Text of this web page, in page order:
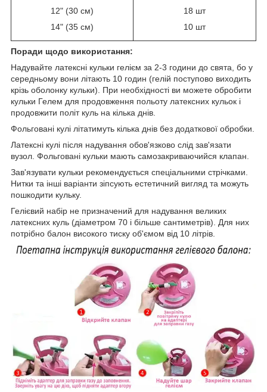
12" (30 см)
14" (35 см)
18 шт
10 шт
Поради щодо використання:
Надувайте латексні кульки гелієм за 2-3 години до свята, бо у
середньому вони літають 10 годин (гелій поступово виходить
крізь оболонку кульки). При необхідності ви можете обробити
кульки Гелем для продовження польоту латексних кульок і
продовжити політ куль на кілька днів.
Фольговані кулі літатимуть кілька днів без додаткової обробки.
Латексні кулі після надування обов'язково слід зав'язати
вузол. Фольговані кульки мають самозакриваючийся клапан.
Зав'язувати кульки рекомендується спеціальними стрічками.
Нитки та інші варіанти зіпсують естетичний вигляд та можуть
пошкодити кульку.
Гелієвий набір не призначений для надування великих
латексних куль (діаметром 70 і більше сантиметрів). Для них
потрібно балон високого тиску об'ємом від 10 літрів.